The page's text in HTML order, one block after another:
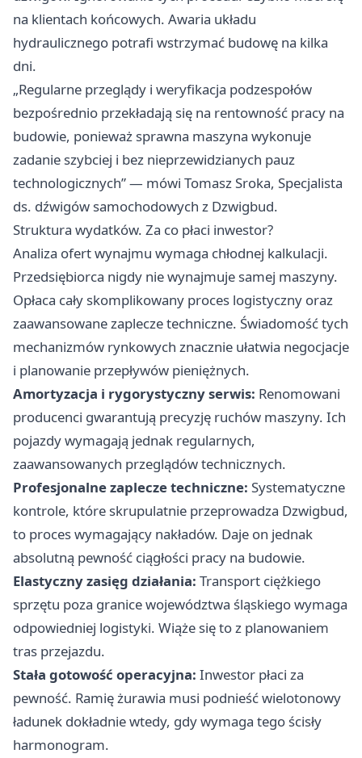
na klientach końcowych. Awaria układu
hydraulicznego potrafi wstrzymać budowę na kilka
dni.
„Regularne przeglądy i weryfikacja podzespołów
bezpośrednio przekładają się na rentowność pracy na
budowie, ponieważ sprawna maszyna wykonuje
zadanie szybciej i bez nieprzewidzianych pauz
technologicznych” — mówi Tomasz Sroka, Specjalista
ds. dźwigów samochodowych z Dzwigbud.
Struktura wydatków. Za co płaci inwestor?
Analiza ofert wynajmu wymaga chłodnej kalkulacji.
Przedsiębiorca nigdy nie wynajmuje samej maszyny.
Opłaca cały skomplikowany proces logistyczny oraz
zaawansowane zaplecze techniczne. Świadomość tych
mechanizmów rynkowych znacznie ułatwia negocjacje
i planowanie przepływów pieniężnych.
Amortyzacja i rygorystyczny serwis: Renomowani
producenci gwarantują precyzję ruchów maszyny. Ich
pojazdy wymagają jednak regularnych,
zaawansowanych przeglądów technicznych.
Profesjonalne zaplecze techniczne: Systematyczne
kontrole, które skrupulatnie przeprowadza Dzwigbud,
to proces wymagający nakładów. Daje on jednak
absolutną pewność ciągłości pracy na budowie.
Elastyczny zasięg działania: Transport ciężkiego
sprzętu poza granice województwa śląskiego wymaga
odpowiedniej logistyki. Wiąże się to z planowaniem
tras przejazdu.
Stała gotowość operacyjna: Inwestor płaci za
pewność. Ramię żurawia musi podnieść wielotonowy
ładunek dokładnie wtedy, gdy wymaga tego ścisły
harmonogram.